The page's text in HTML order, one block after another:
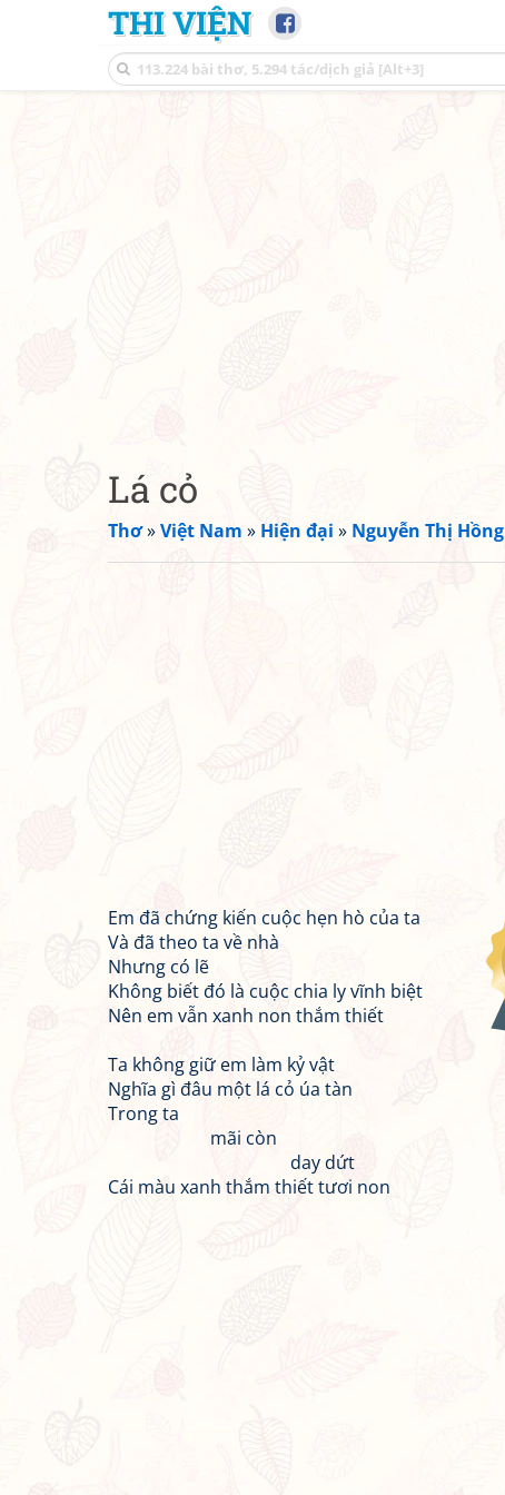
THI VIỆN
Lá cỏ
Thơ»Việt Nam » Hiện đại » Nguyễn Thị Hồng
Em đã chứng kiến cuộc hẹn hò của ta
Và đã theo ta về nhà
Nhưng có lẽ
Không biết đó là cuộc chia ly vĩnh biệt
Nên em vẫn xanh non thắm thiết
Ta không giữ em làm kỷ vật
Nghĩa gì đâu một lá cỏ úa tàn
Trong ta
mãi còn
day dứt
Cái màu xanh thắm thiết tươi non